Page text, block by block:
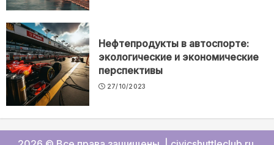
Нефтепродукты в автоспорте:
экологические и экономические
перспективы
27/10/2023